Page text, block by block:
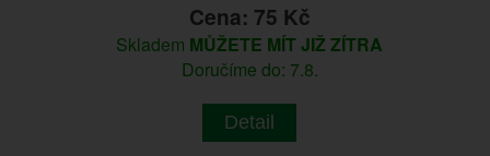
Cena: 75 Kč
Skladem MŮŽETE MÍT JIŽ ZÍTRA
Doručíme do: 7.8.
Detail